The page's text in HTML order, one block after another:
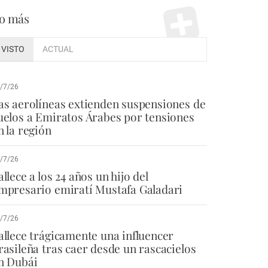
más
VISTO ACTUAL
7/26
aerolíneas extienden suspensiones de
a Emiratos Árabes por tensiones
la región
7/26
a los 24 años un hijo del
emiratí Mustafa Galadari
7/26
trágicamente una influencer
tras caer desde un rascacielos
Dubái